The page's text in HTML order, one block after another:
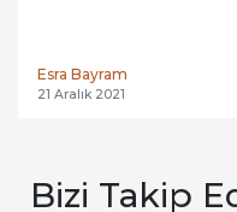
Esra Bayram
21 Aralık 2021
Bizi Takip